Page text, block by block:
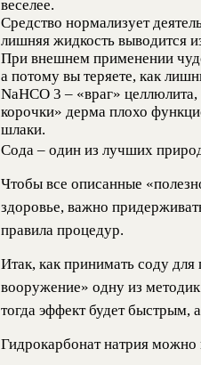
веселее.
Средство нормализует
лишняя жидкость выводится
При внешнем применении
а потому вы теряете, как
NaHCO 3 – «враг» целлюлита,
корочки» дерма плохо
шлаки.
Сода – один из лучших
Чтобы все описанные
здоровье, важно
правила процедур.
Итак, как принимать соду для
вооружение» одну из
тогда эффект будет быстрым,
Гидрокарбонат натрия можно